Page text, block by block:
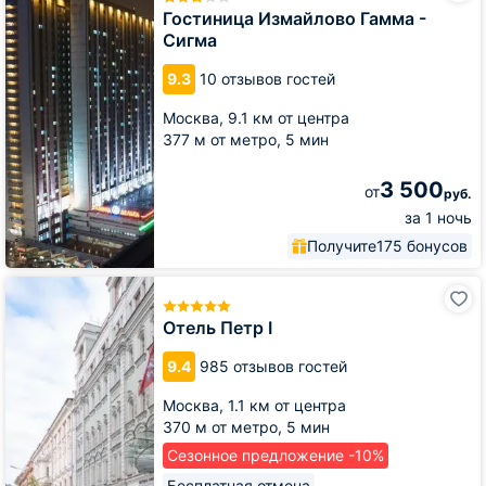
Гостиница Измайлово Гамма -
Сигма
9.3 10 отзывов гостей
Москва, 9.1 км от центра
377 м от метро, 5 мин
от3 500руб.
за 1 ночь
Получите175 бонусов
Гамма
-
Сигма
Отель Петр I
9.4 985 отзывов гостей
Москва, 1.1 км от центра
370 м от метро, 5 мин
Сезонное предложение -10%
Петр